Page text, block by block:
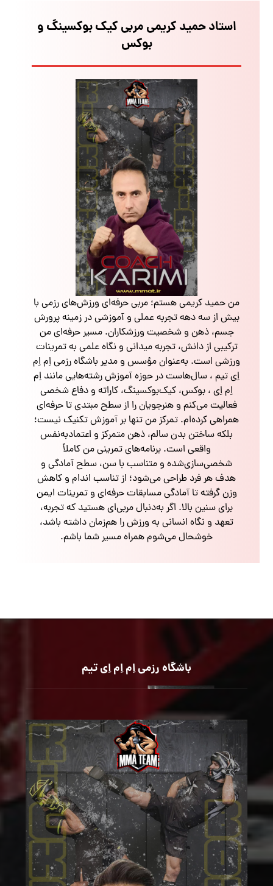
استاد حمید کریمی مربی کیک بوکسینگ و
بوکس
من حمید کریمی هستم؛ مربی حرفه‌ای ورزش‌های رزمی با
بیش از سه دهه تجربه عملی و آموزشی در زمینه پرورش
جسم، ذهن و شخصیت ورزشکاران. مسیر حرفه‌ای من
ترکیبی از دانش، تجربه میدانی و نگاه علمی به تمرینات
ورزشی است. به‌عنوان مؤسس و مدیر باشگاه رزمی اِم اِم
اِی تیم ، سال‌هاست در حوزه آموزش رشته‌هایی مانند اِم
اِم اِی ، بوکس، کیک‌بوکسینگ، کاراته و دفاع شخصی
فعالیت می‌کنم و هنرجویان را از سطح مبتدی تا حرفه‌ای
همراهی کرده‌ام. تمرکز من تنها بر آموزش تکنیک نیست؛
بلکه ساختن بدن سالم، ذهن متمرکز و اعتمادبه‌نفس
واقعی است. برنامه‌های تمرینی من کاملاً
شخصی‌سازی‌شده و متناسب با سن، سطح آمادگی و
هدف هر فرد طراحی می‌شود؛ از تناسب اندام و کاهش
وزن گرفته تا آمادگی مسابقات حرفه‌ای و تمرینات ایمن
برای سنین بالا. اگر به‌دنبال مربی‌ای هستید که تجربه،
تعهد و نگاه انسانی به ورزش را هم‌زمان داشته باشد،
خوشحال می‌شوم همراه مسیر شما باشم.
باشگاه رزمی اِم اِم اِی تیم